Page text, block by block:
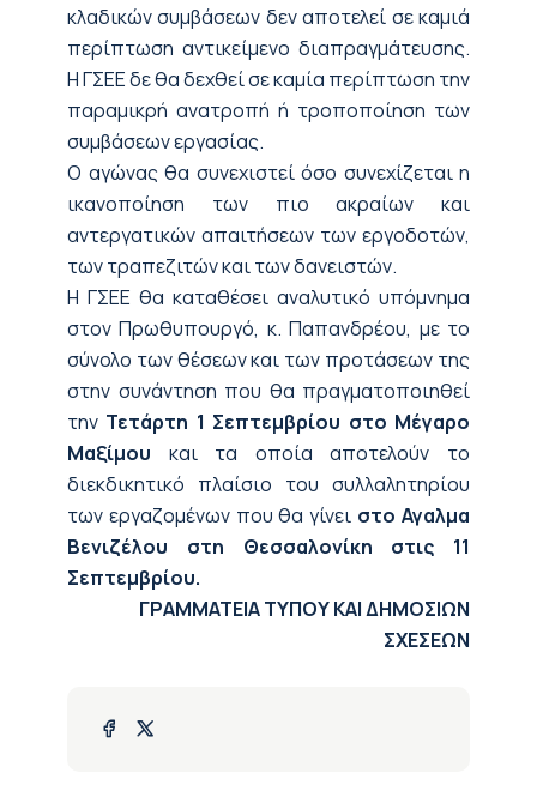
κλαδικών συμβάσεων δεν αποτελεί σε καμιά
περίπτωση αντικείμενο διαπραγμάτευσης.
Η ΓΣΕΕ δε θα δεχθεί σε καμία περίπτωση την
παραμικρή ανατροπή ή τροποποίηση των
συμβάσεων εργασίας.
Ο αγώνας θα συνεχιστεί όσο συνεχίζεται η
ικανοποίηση των πιο ακραίων και
αντεργατικών απαιτήσεων των εργοδοτών,
των τραπεζιτών και των δανειστών.
Η ΓΣΕΕ θα καταθέσει αναλυτικό υπόμνημα
στον Πρωθυπουργό, κ. Παπανδρέου, με το
σύνολο των θέσεων και των προτάσεων της
στην συνάντηση που θα πραγματοποιηθεί
την Τετάρτη 1 Σεπτεμβρίου στο Μέγαρο
Μαξίμου και τα οποία αποτελούν το
διεκδικητικό πλαίσιο του συλλαλητηρίου
των εργαζομένων που θα γίνει στο Αγαλμα
Βενιζέλου στη Θεσσαλονίκη στις 11
Σεπτεμβρίου.
ΓΡΑΜΜΑΤΕΙΑ ΤΥΠΟΥ ΚΑΙ ΔΗΜΟΣΙΩΝ
ΣΧΕΣΕΩΝ